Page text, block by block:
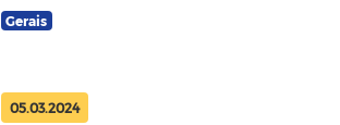
Gerais
05.03.2024